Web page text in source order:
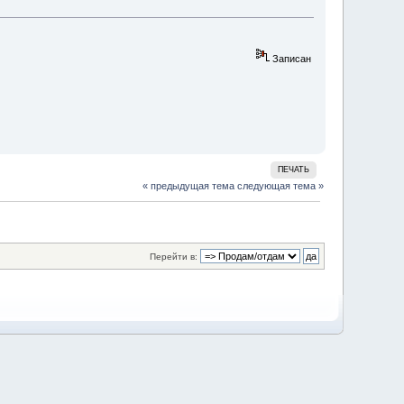
Записан
ПЕЧАТЬ
« предыдущая тема следующая тема »
Перейти в: